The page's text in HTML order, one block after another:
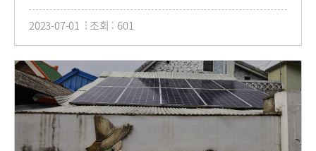
2023-07-01 조회 : 601